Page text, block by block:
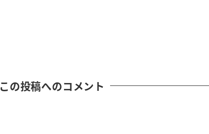
この投稿へのコメント